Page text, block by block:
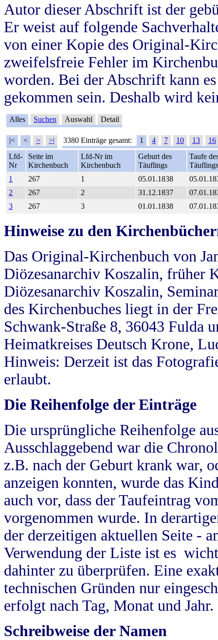
Autor dieser Abschrift ist der
Er weist auf folgende
von einer Kopie des Original-
zweifelsfreie Fehler im
worden. Bei der Abschrift kann
gekommen sein. Deshalb wird
Alles Suchen Auswahl Detail
|< < > >| 3380 Einträge gesamt: 1 4 7 10 13
16
Lfd-
Nr
Seite im
Kirchenbuch
Lfd-Nr im
Kirchenbuch
Geburt des
Täuflings
Taufe
Täuflings
1
267 1 05.01.1838
2
267 2 31.12.1837
3
267 3 01.01.1838
Hinweise zu den
Das Original-Kirchenbuch von
Diözesanarchiv Koszalin, früher
Diözesanarchiv Koszalin,
des Kirchenbuches liegt in der
Schwank-Straße 8, 36043 Fulda
Heimatkreises Deutsch Krone,
Hinweis: Derzeit ist das
erlaubt.
Die Reihenfolge der Einträge
Die ursprüngliche Reihenfolge
Ausschlaggebend war die
z.B. nach der Geburt krank war,
anzeigen konnten, wurde das
auch vor, dass der Taufeintrag
vorgenommen wurde. In
der derzeitigen aktuellen Seite -
Verwendung der Liste ist es
dahinter zu überprüfen. Eine
technischen Gründen nur
erfolgt nach Tag, Monat und Jahr.
Schreibweise der Namen